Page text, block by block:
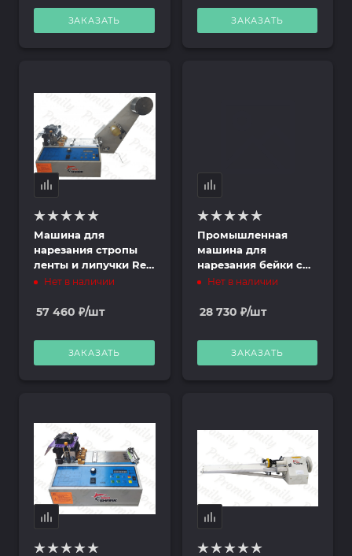
ЗАКАЗАТЬ ЗАКАЗАТЬ
Машина для
нарезания стропы
ленты и липучки Red
Shark RS-100C
Нет в наличии
57 460 ₽/шт
ЗАКАЗАТЬ
Промышленная
машина для
нарезания бейки с
чулка Weston W-
Нет в наличии
28 730 ₽/шт
ЗАКАЗАТЬ